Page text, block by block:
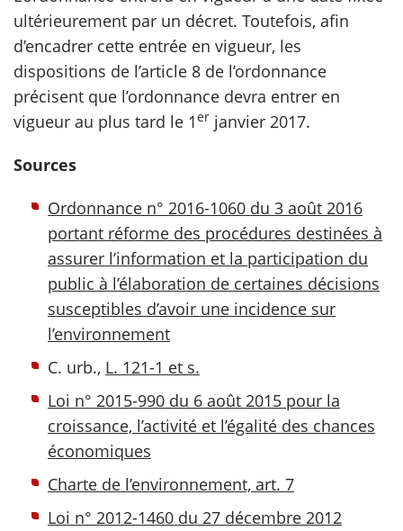
ultérieurement par un décret. Toutefois, afin
d’encadrer cette entrée en vigueur, les
dispositions de l’article 8 de l’ordonnance
précisent que l’ordonnance devra entrer en
vigueur au plus tard le 1er janvier 2017.
Sources
Ordonnance n° 2016-1060 du 3 août 2016
portant réforme des procédures destinées à
assurer l’information et la participation du
public à l’élaboration de certaines décisions
susceptibles d’avoir une incidence sur
l’environnement
C. urb., L. 121-1 et s.
Loi n° 2015-990 du 6 août 2015 pour la
croissance, l’activité et l’égalité des chances
économiques
Charte de l’environnement, art. 7
Loi n° 2012-1460 du 27 décembre 2012